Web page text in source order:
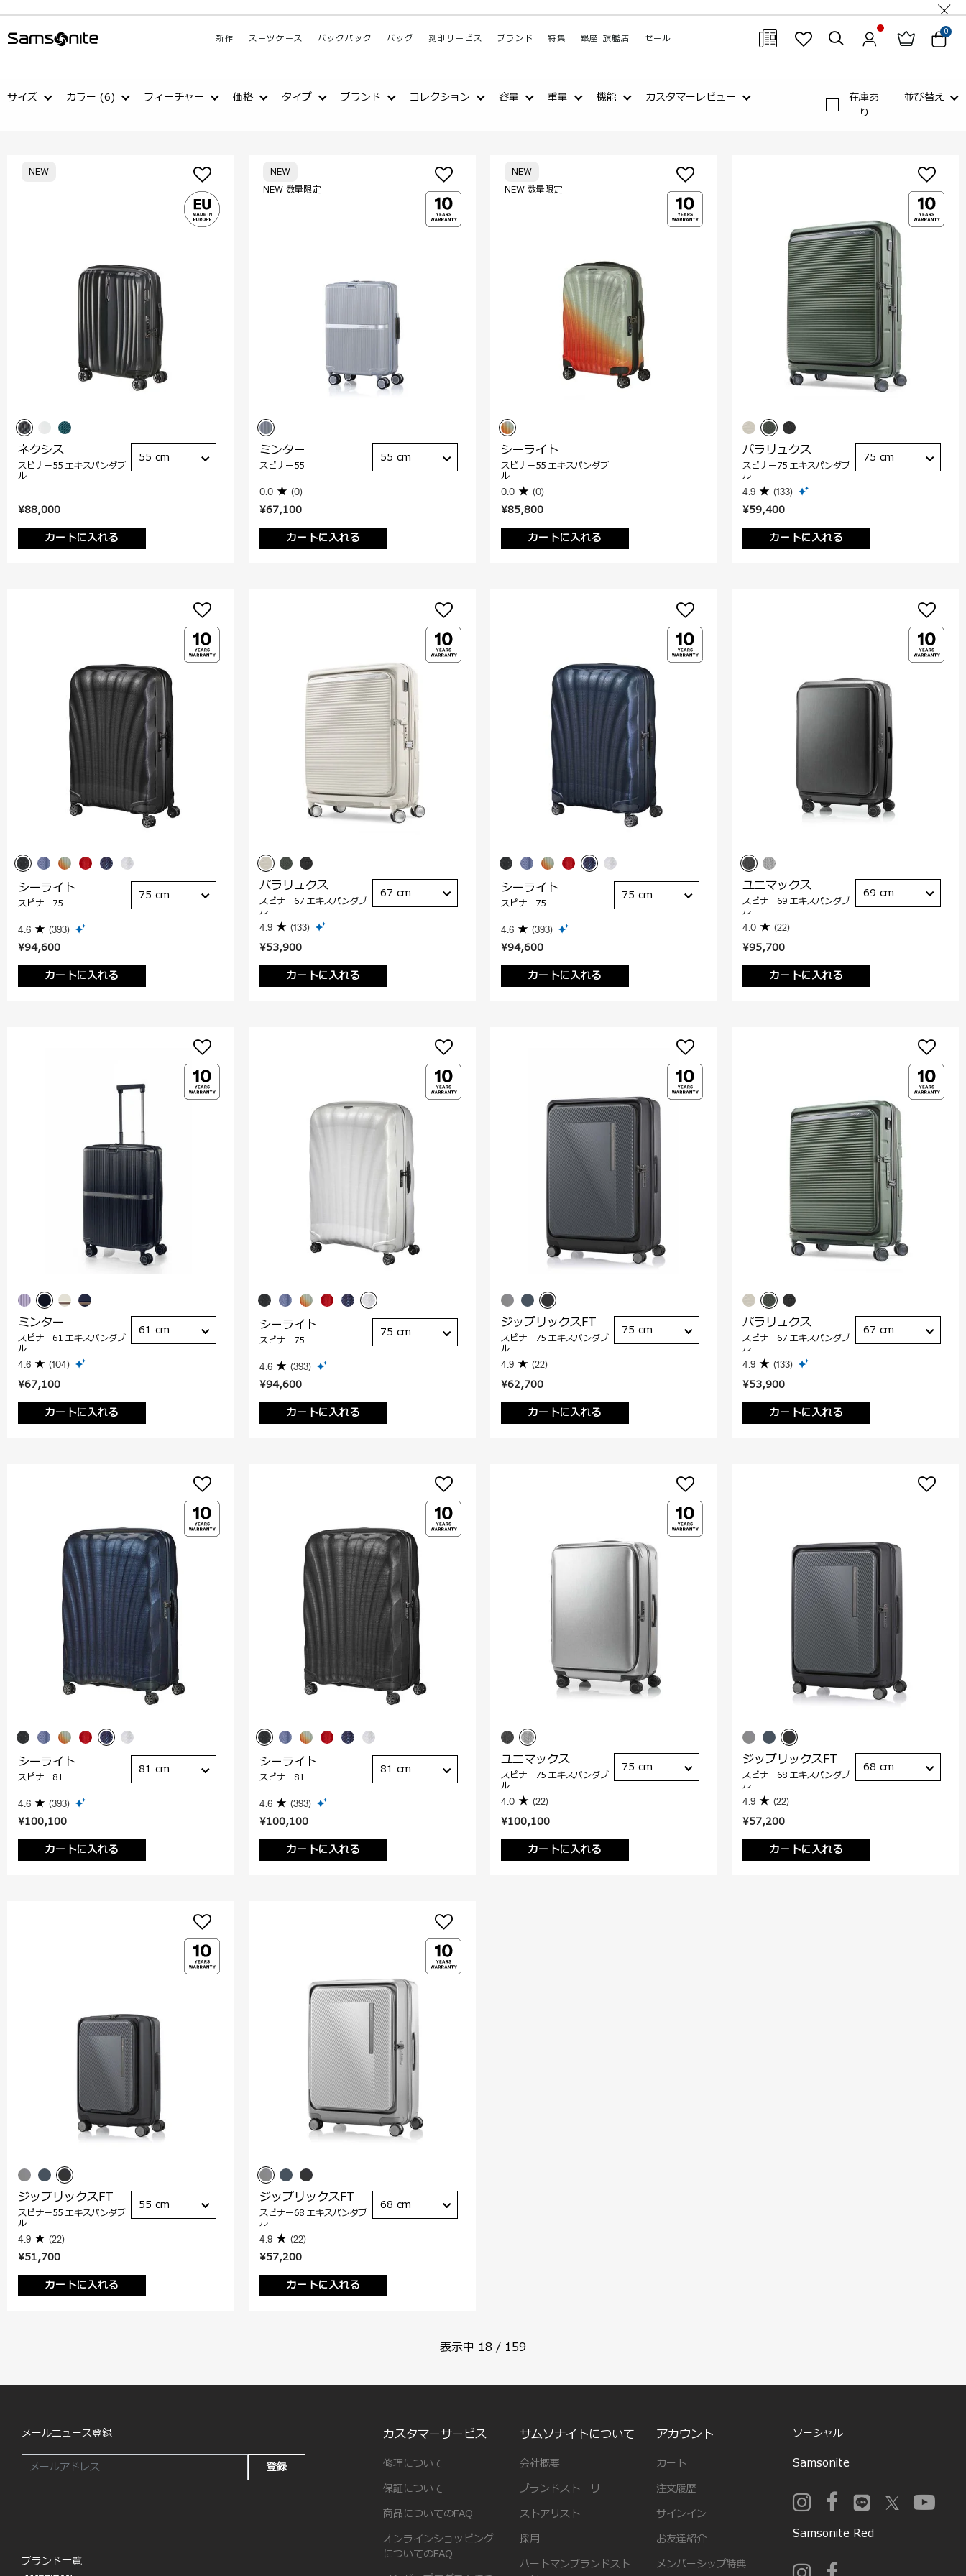
新作 スーツケース バックパック バッグ 刻印サービス ブランド 特集 銀座 旗艦店 セール
0
閉じる
サイズ カラー (6) フィーチャー 価格 タイプ ブランド コレクション 容量 重量 機能 カスタマーレビュー
在庫あ
り
並び替え
¥88,000
カートに入れる
NEW
ネクシス
スピナー55 エキスパンダブ
ル
55 cm
¥67,100
カートに入れる
NEW 数量限定
NEW
ミンター
スピナー55
0.0 (0)
55 cm
¥85,800
カートに入れる
NEW 数量限定
NEW
シーライト
スピナー55 エキスパンダブ
ル
0.0 (0)
¥59,400
カートに入れる
パラリュクス
スピナー75 エキスパンダブ
ル
4.9 (133)
75 cm
¥94,600
カートに入れる
シーライト
スピナー75
4.6 (393)
75 cm
¥53,900
カートに入れる
パラリュクス
スピナー67 エキスパンダブ
ル
4.9 (133)
67 cm
¥94,600
カートに入れる
シーライト
スピナー75
4.6 (393)
75 cm
¥95,700
カートに入れる
ユニマックス
スピナー69 エキスパンダブ
ル
4.0 (22)
69 cm
¥67,100
カートに入れる
ミンター
スピナー61 エキスパンダブ
ル
4.6 (104)
61 cm
¥94,600
カートに入れる
シーライト
スピナー75
4.6 (393)
75 cm
¥62,700
カートに入れる
ジップリックスFT
スピナー75 エキスパンダブ
ル
4.9 (22)
75 cm
¥53,900
カートに入れる
パラリュクス
スピナー67 エキスパンダブ
ル
4.9 (133)
67 cm
¥100,100
カートに入れる
シーライト
スピナー81
4.6 (393)
81 cm
¥100,100
カートに入れる
シーライト
スピナー81
4.6 (393)
81 cm
¥100,100
カートに入れる
ユニマックス
スピナー75 エキスパンダブ
ル
4.0 (22)
75 cm
¥57,200
カートに入れる
ジップリックスFT
スピナー68 エキスパンダブ
ル
4.9 (22)
68 cm
¥51,700
カートに入れる
ジップリックスFT
スピナー55 エキスパンダブ
ル
4.9 (22)
55 cm
¥57,200
カートに入れる
ジップリックスFT
スピナー68 エキスパンダブ
ル
4.9 (22)
68 cm
表示中 18 / 159
メールニュース登録
登録
ブランド一覧
カスタマーサービス
修理について
保証について
商品についてのFAQ
オンラインショッピング
についてのFAQ
サムソナイトについて
会社概要
ブランドストーリー
ストアリスト
採用
ハートマンブランドスト
アカウント
カート
注文履歴
サインイン
お友達紹介
メンバーシップ特典
ソーシャル
Samsonite
Samsonite Red